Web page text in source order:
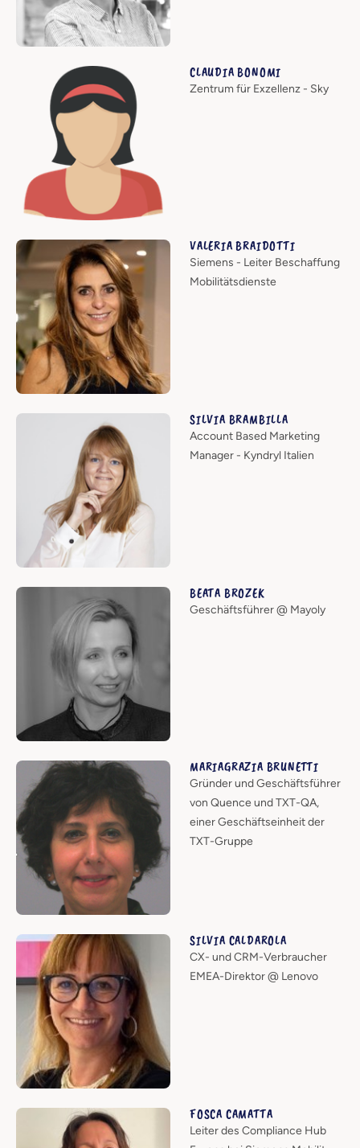
CLAUDIA BONOMI
Zentrum für Exzellenz - Sky
VALERIA BRAIDOTTI
Siemens - Leiter Beschaffung
Mobilitätsdienste
SILVIA BRAMBILLA
Account Based Marketing
Manager - Kyndryl Italien
BEATA BROZEK
Geschäftsführer @ Mayoly
MARIAGRAZIA BRUNETTI
Gründer und Geschäftsführer
von Quence und TXT-QA,
einer Geschäftseinheit der
TXT-Gruppe
SILVIA CALDAROLA
CX- und CRM-Verbraucher
EMEA-Direktor @ Lenovo
FOSCA CAMATTA
Leiter des Compliance Hub